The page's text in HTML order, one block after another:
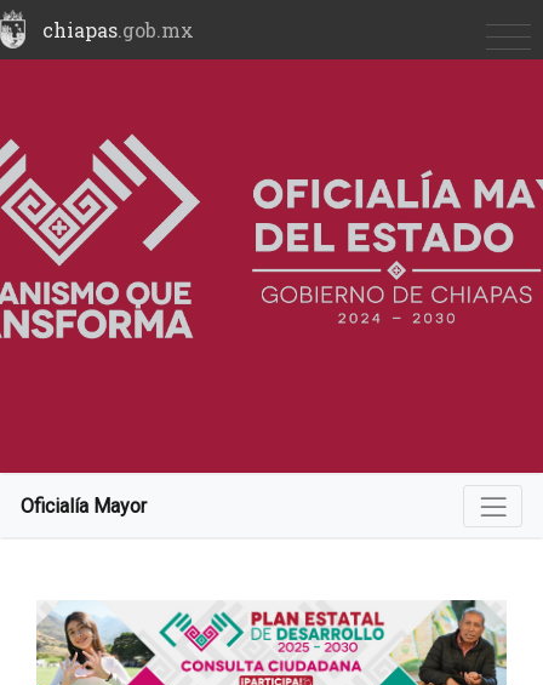
chiapas.gob.mx
Oficialía Mayor